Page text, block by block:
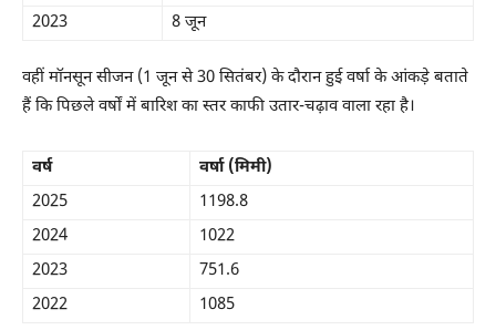
2023
8 जून
वहीं मॉनसून सीजन (1 जून से 30 सितंबर) के दौरान हुई वर्षा के आंकड़े बताते
हैं कि पिछले वर्षों में बारिश का स्तर काफी उतार-चढ़ाव वाला रहा है।
वर्ष
वर्षा (मिमी)
2025
1198.8
2024
1022
2023
751.6
2022
1085